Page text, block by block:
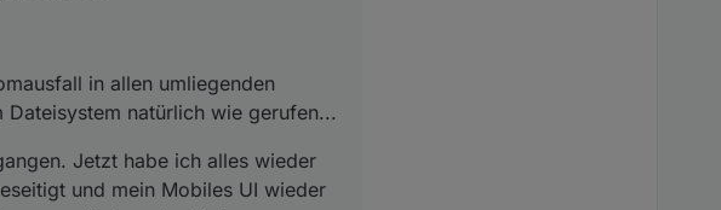
in allen umliegenden
natürlich wie gerufen...
Jetzt habe ich alles wieder
und mein Mobiles UI wieder